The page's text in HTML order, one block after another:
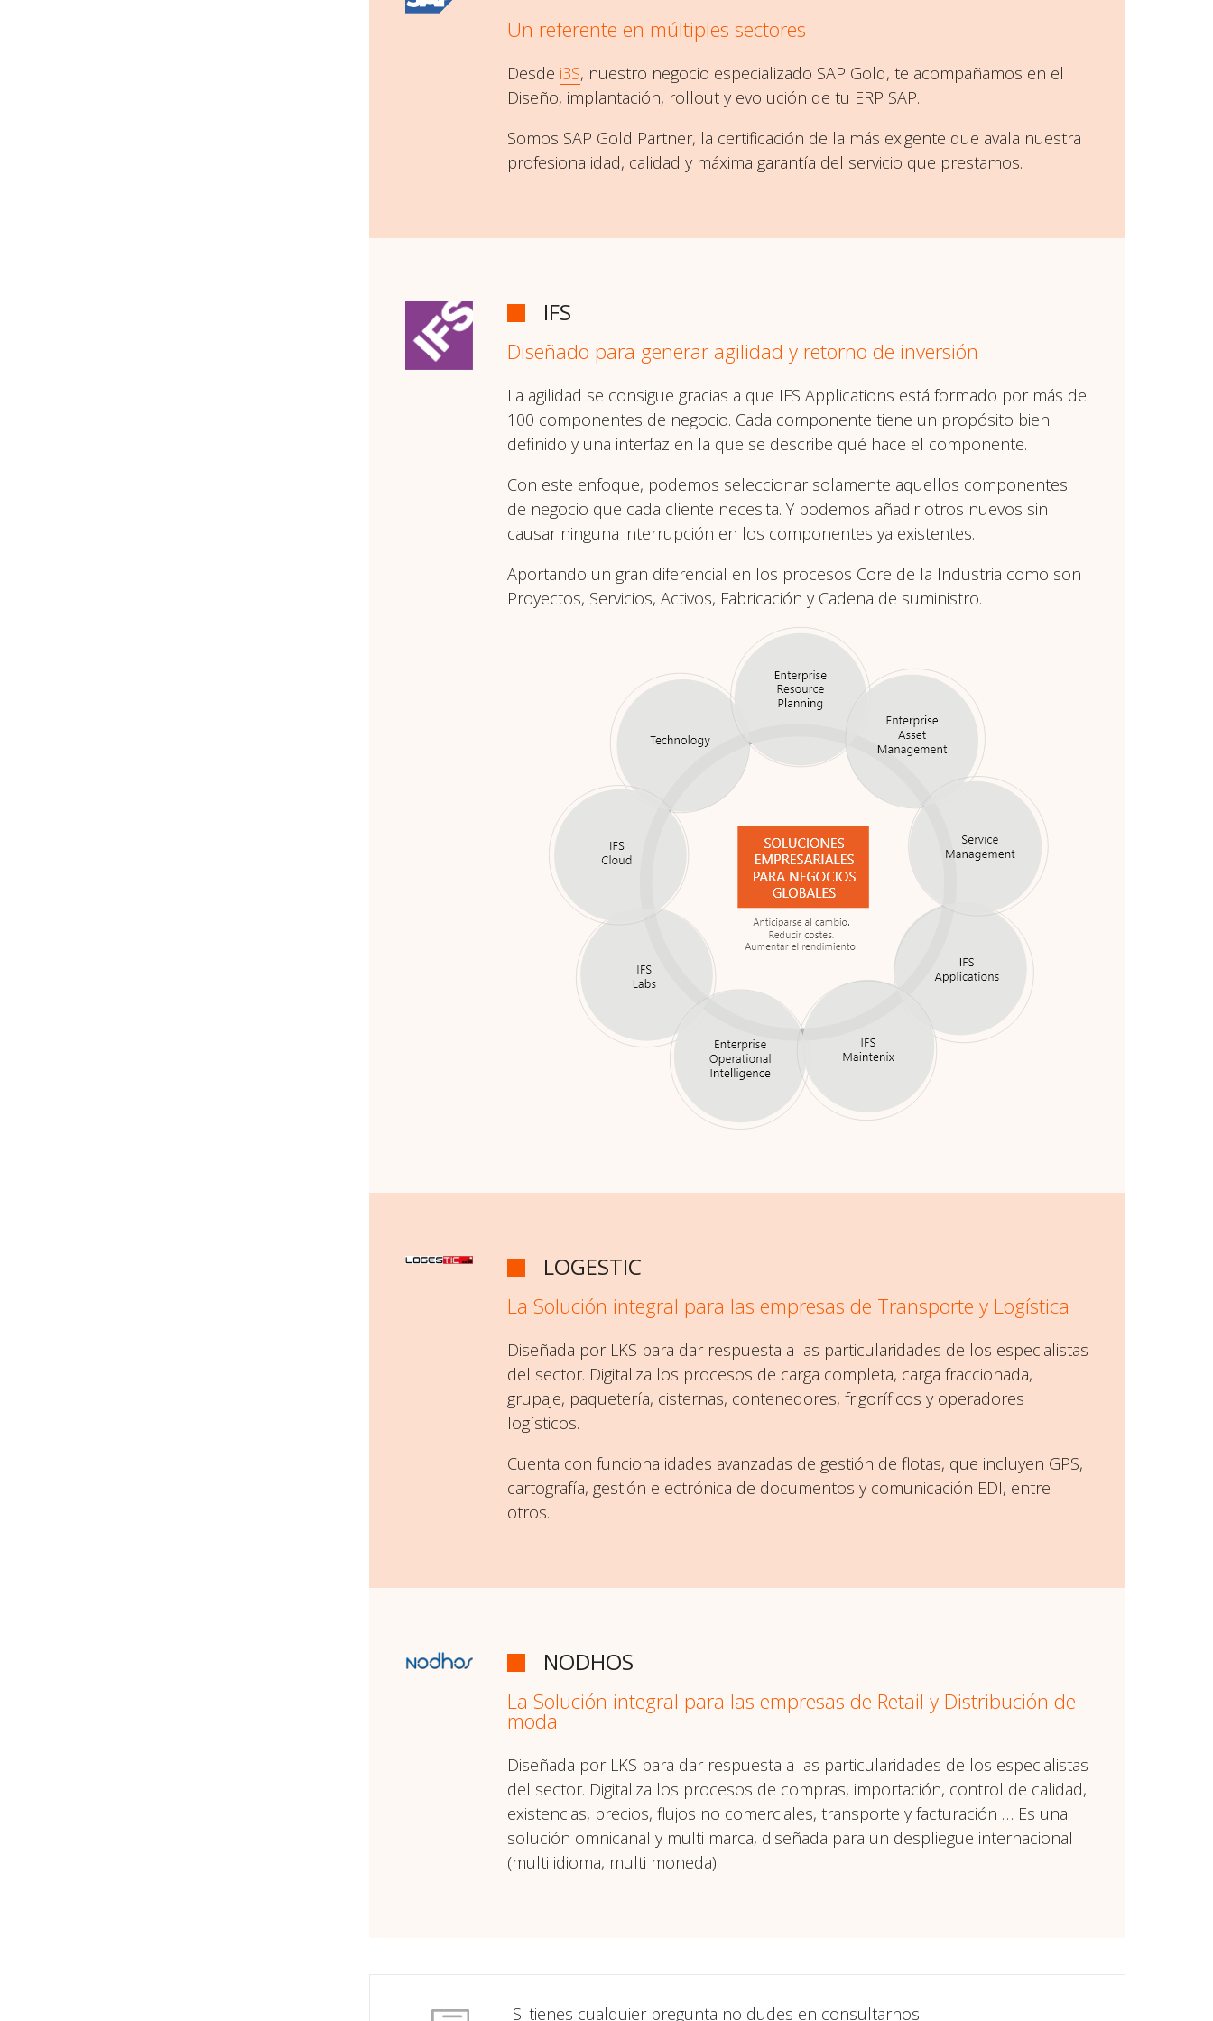
Un referente en múltiples sectores
Desde i3S, nuestro negocio especializado SAP Gold, te acompañamos en el
Diseño, implantación, rollout y evolución de tu ERP SAP.
Somos SAP Gold Partner, la certificación de la más exigente que avala nuestra
profesionalidad, calidad y máxima garantía del servicio que prestamos.
IFS
Diseñado para generar agilidad y retorno de inversión
La agilidad se consigue gracias a que IFS Applications está formado por más de
100 componentes de negocio. Cada componente tiene un propósito bien
definido y una interfaz en la que se describe qué hace el componente.
Con este enfoque, podemos seleccionar solamente aquellos componentes
de negocio que cada cliente necesita. Y podemos añadir otros nuevos sin
causar ninguna interrupción en los componentes ya existentes.
Aportando un gran diferencial en los procesos Core de la Industria como son
Proyectos, Servicios, Activos, Fabricación y Cadena de suministro.
LOGESTIC
La Solución integral para las empresas de Transporte y Logística
Diseñada por LKS para dar respuesta a las particularidades de los especialistas
del sector. Digitaliza los procesos de carga completa, carga fraccionada,
grupaje, paquetería, cisternas, contenedores, frigoríficos y operadores
logísticos.
Cuenta con funcionalidades avanzadas de gestión de flotas, que incluyen GPS,
cartografía, gestión electrónica de documentos y comunicación EDI, entre
otros.
NODHOS
La Solución integral para las empresas de Retail y Distribución de
moda
Diseñada por LKS para dar respuesta a las particularidades de los especialistas
del sector. Digitaliza los procesos de compras, importación, control de calidad,
existencias, precios, flujos no comerciales, transporte y facturación … Es una
solución omnicanal y multi marca, diseñada para un despliegue internacional
(multi idioma, multi moneda).
Si tienes cualquier pregunta no dudes en consultarnos.